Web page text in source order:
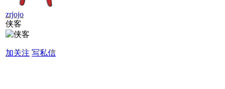
zrjojo
侠客
加关注 写私信